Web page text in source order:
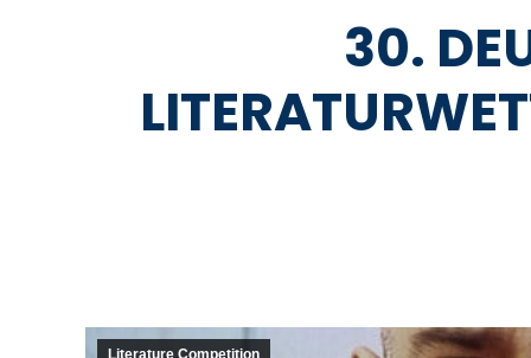
30.
Literature Competition